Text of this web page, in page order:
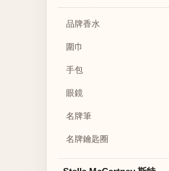
品牌香水
圍巾
手包
眼鏡
名牌筆
名牌鑰匙圈